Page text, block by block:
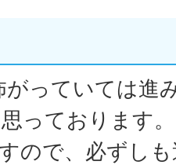
がっていては進
っております
ので、必ずし